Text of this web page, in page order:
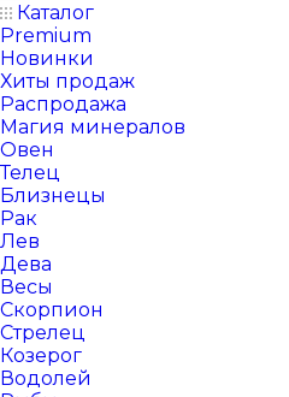
Каталог
Premium
Новинки
Хиты продаж
Распродажа
Магия минералов
Овен
Телец
Близнецы
Рак
Лев
Дева
Весы
Скорпион
Стрелец
Козерог
Водолей